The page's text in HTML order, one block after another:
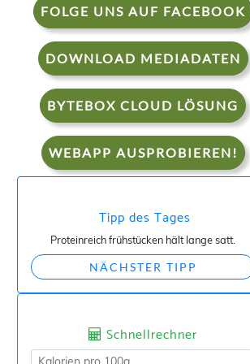
FOLGE UNS AUF FACEBOOK
DOWNLOAD MEDIADATEN
BYTEBOX CLOUD LÖSUNG
WEBAPP AUSPROBIEREN!
Tipp des Tages
Proteinreich frühstücken hält lange satt.
NÄCHSTER TIPP
Schnellrechner